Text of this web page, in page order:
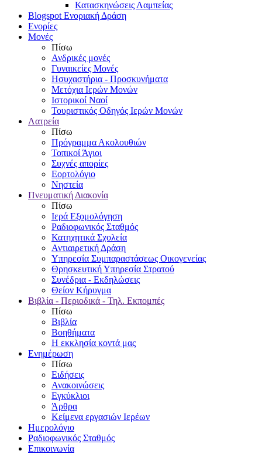
Κατασκηνώσεις Λαμπείας
Blogspot Ενοριακή Δράση
Ενορίες
Μονές
Πίσω
Ανδρικές μονές
Γυναικείες Μονές
Ησυχαστήρια - Προσκυνήματα
Μετόχια Ιερών Μονών
Ιστορικοί Ναοί
Τουριστικός Οδηγός Ιερών Μονών
Λατρεία
Πίσω
Πρόγραμμα Ακολουθιών
Τοπικοί Άγιοι
Συχνές απορίες
Εορτολόγιο
Νηστεία
Πνευματική Διακονία
Πίσω
Ιερά Εξομολόγηση
Ραδιοφωνικός Σταθμός
Κατηχητικά Σχολεία
Αντιαιρετική Δράση
Υπηρεσία Συμπαραστάσεως Οικογενείας
Θρησκευτική Υπηρεσία Στρατού
Συνέδρια - Εκδηλώσεις
Θείον Κήρυγμα
Βιβλία - Περιοδικά - Τηλ. Εκπομπές
Πίσω
Βιβλία
Βοηθήματα
Η εκκλησία κοντά μας
Ενημέρωση
Πίσω
Ειδήσεις
Ανακοινώσεις
Εγκύκλιοι
Άρθρα
Κείμενα εργασιών Ιερέων
Ημερολόγιο
Ραδιοφωνικός Σταθμός
Επικοινωνία